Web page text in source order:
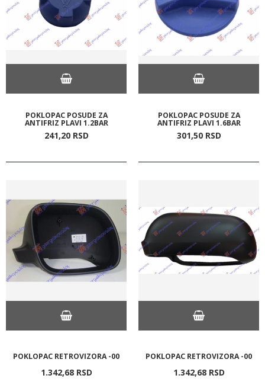
POKLOPAC POSUDE ZA
ANTIFRIZ PLAVI 1.2BAR
241,20 RSD
POKLOPAC POSUDE ZA
ANTIFRIZ PLAVI 1.6BAR
301,50 RSD
POKLOPAC RETROVIZORA -00
1.342,68 RSD
POKLOPAC RETROVIZORA -00
1.342,68 RSD